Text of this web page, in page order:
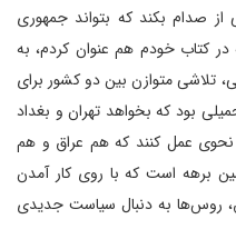
صدام بکند که بتواند جمهوری
در کتاب خودم هم عنوان کردم، به
تلاشی متوازن بین دو کشور برای
بود که بخواهد تهران و بغداد
نحوی عمل کنند که هم عراق و هم
برهه است که با روی کار آمدن
روس‌ها به دنبال سیاست جدیدی